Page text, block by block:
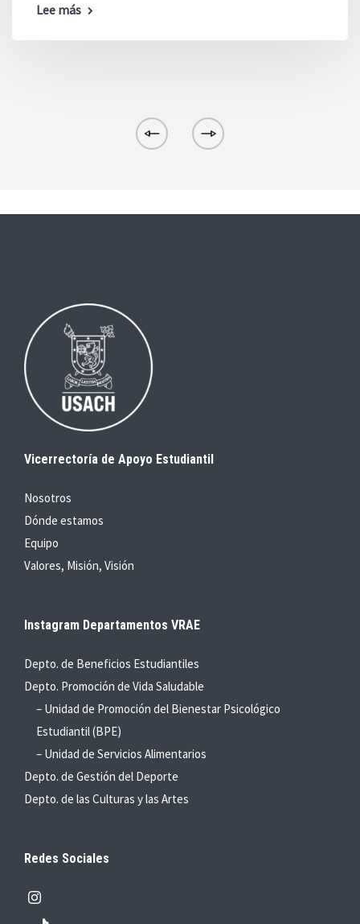
Lee más
Vicerrectoría de Apoyo Estudiantil
Nosotros
Dónde estamos
Equipo
Valores, Misión, Visión
Instagram Departamentos VRAE
Depto. de Beneficios Estudiantiles
Depto. Promoción de Vida Saludable
– Unidad de Promoción del Bienestar Psicológico
Estudiantil (BPE)
– Unidad de Servicios Alimentarios
Depto. de Gestión del Deporte
Depto. de las Culturas y las Artes
Redes Sociales